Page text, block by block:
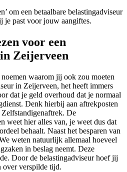
om een betaalbare belastingadviseur
je past voor jouw aangiftes.
voor een
Zeijerveen
waarom jij ook zou moeten
in Zeijerveen, het heeft immers
dat je geld overhoud dat je normaal
Denk hierbij aan aftrekposten
De
weet hier alles van, je weet dus dat
behaalt. Naast het besparen van
weten natuurlijk allemaal hoeveel
in beslag neemt. Deze
Door de belastingadviseur hoef jij
over verspilde tijd.